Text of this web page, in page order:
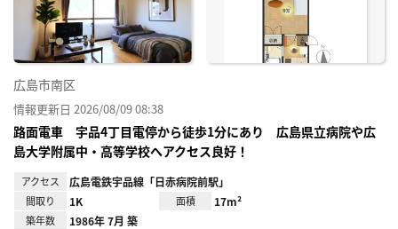
広島市南区
情報更新日 2026/08/09 08:38
路面電車 宇品4丁目電停から徒歩1分にあり 広島県立病院や広
島大学附属中・高等学校へアクセス良好！
アクセス 広島電鉄宇品線「日赤病院前駅」
間取り 1K 面積 17m²
築年数 1986年 7月 築